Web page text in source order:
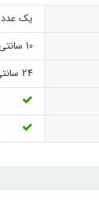
یک عدد
10 سانتی متر
24 سانتی متر